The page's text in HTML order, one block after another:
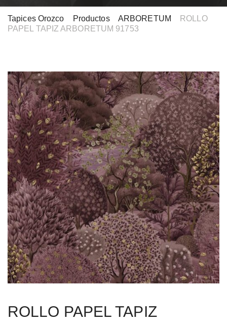
Tapices Orozco Productos> ARBORETUM
ROLLO
PAPEL TAPIZ ARBORETUM 91753
ROLLO PAPEL TAPIZ